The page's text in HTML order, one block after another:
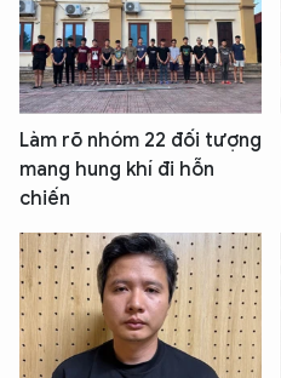
Làm rõ nhóm 22 đối tượng
mang hung khí đi hỗn
chiến